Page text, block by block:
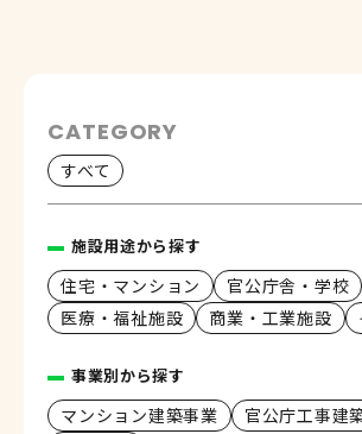
CATEGORY
すべて
施設用途から探す
住宅・マンション
官公庁舎・学校
医療・福祉施設
商業・工業施設
事業別から探す
マンション建築事業
官公庁工事建